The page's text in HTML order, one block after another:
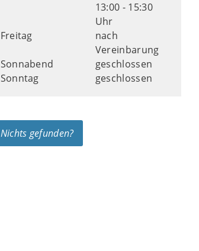
13:00 - 15:30
Uhr
Freitag
nach
Vereinbarung
Sonnabend
geschlossen
Sonntag
geschlossen
Nichts gefunden?